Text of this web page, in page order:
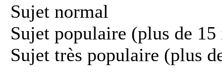
Sujet normal
Sujet populaire (plus de
Sujet très populaire (plus